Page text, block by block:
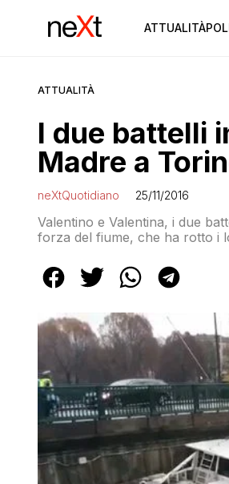
ATTUALITÀ
ATTUALITÀ
I due battelli
Madre a
neXtQuotidiano 25/11/2016
Valentino e Valentina, i due
forza del fiume, che ha rotto i